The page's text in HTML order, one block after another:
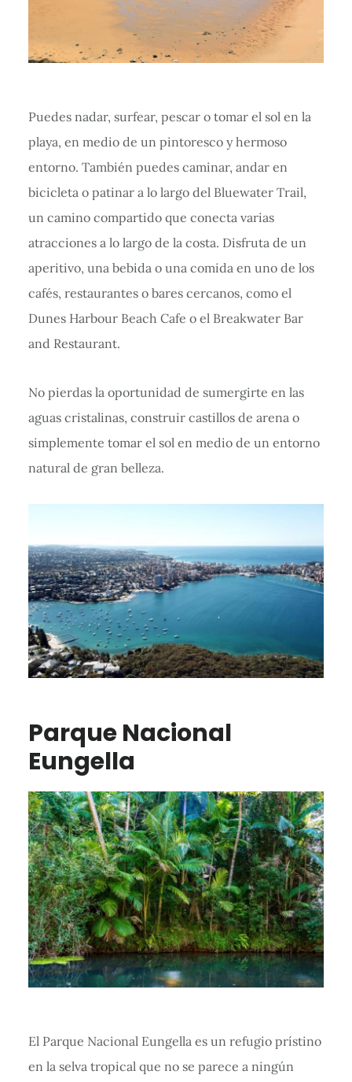
Puedes nadar, surfear, pescar o tomar el sol en la
playa, en medio de un pintoresco y hermoso
entorno. También puedes caminar, andar en
bicicleta o patinar a lo largo del Bluewater Trail,
un camino compartido que conecta varias
atracciones a lo largo de la costa. Disfruta de un
aperitivo, una bebida o una comida en uno de los
cafés, restaurantes o bares cercanos, como el
Dunes Harbour Beach Cafe o el Breakwater Bar
and Restaurant.
No pierdas la oportunidad de sumergirte en las
aguas cristalinas, construir castillos de arena o
simplemente tomar el sol en medio de un entorno
natural de gran belleza.
Parque Nacional
Eungella
El Parque Nacional Eungella es un refugio prístino
en la selva tropical que no se parece a ningún